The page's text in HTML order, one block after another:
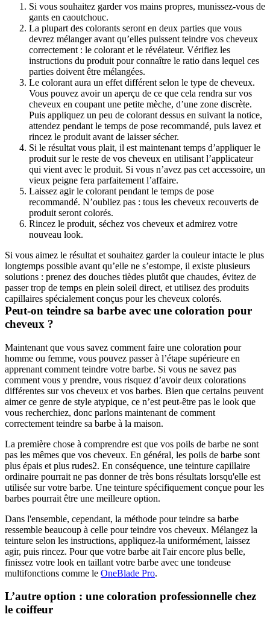
Si vous souhaitez garder vos mains propres, munissez-vous de
gants en caoutchouc.
La plupart des colorants seront en deux parties que vous
devrez mélanger avant qu’elles puissent teindre vos cheveux
correctement : le colorant et le révélateur. Vérifiez les
instructions du produit pour connaître le ratio dans lequel ces
parties doivent être mélangées.
Le colorant aura un effet différent selon le type de cheveux.
Vous pouvez avoir un aperçu de ce que cela rendra sur vos
cheveux en coupant une petite mèche, d’une zone discrète.
Puis appliquez un peu de colorant dessus en suivant la notice,
attendez pendant le temps de pose recommandé, puis lavez et
rincez le produit avant de laisser sécher.
Si le résultat vous plait, il est maintenant temps d’appliquer le
produit sur le reste de vos cheveux en utilisant l’applicateur
qui vient avec le produit. Si vous n’avez pas cet accessoire, un
vieux peigne fera parfaitement l’affaire.
Laissez agir le colorant pendant le temps de pose
recommandé. N’oubliez pas : tous les cheveux recouverts de
produit seront colorés.
Rincez le produit, séchez vos cheveux et admirez votre
nouveau look.
Si vous aimez le résultat et souhaitez garder la couleur intacte le plus
longtemps possible avant qu’elle ne s’estompe, il existe plusieurs
solutions : prenez des douches tièdes plutôt que chaudes, évitez de
passer trop de temps en plein soleil direct, et utilisez des produits
capillaires spécialement conçus pour les cheveux colorés.
Peut-on teindre sa barbe avec une coloration pour
cheveux ?
Maintenant que vous savez comment faire une coloration pour
homme ou femme, vous pouvez passer à l’étape supérieure en
apprenant comment teindre votre barbe. Si vous ne savez pas
comment vous y prendre, vous risquez d’avoir deux colorations
différentes sur vos cheveux et vos barbes. Bien que certains peuvent
aimer ce genre de style atypique, ce n’est peut-être pas le look que
vous recherchiez, donc parlons maintenant de comment
correctement teindre sa barbe à la maison.
La première chose à comprendre est que vos poils de barbe ne sont
pas les mêmes que vos cheveux. En général, les poils de barbe sont
plus épais et plus rudes2. En conséquence, une teinture capillaire
ordinaire pourrait ne pas donner de très bons résultats lorsqu'elle est
utilisée sur votre barbe. Une teinture spécifiquement conçue pour les
barbes pourrait être une meilleure option.
Dans l'ensemble, cependant, la méthode pour teindre sa barbe
ressemble beaucoup à celle pour teindre vos cheveux. Mélangez la
teinture selon les instructions, appliquez-la uniformément, laissez
agir, puis rincez. Pour que votre barbe ait l'air encore plus belle,
finissez votre look en taillant votre barbe avec une tondeuse
multifonctions comme le OneBlade Pro.
L’autre option : une coloration professionnelle chez
le coiffeur